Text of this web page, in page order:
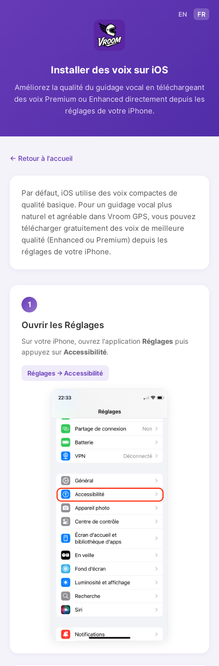
EN FR
Installer des voix sur iOS
Améliorez la qualité du guidage vocal en téléchargeant
des voix Premium ou Enhanced directement depuis les
réglages de votre iPhone.
← Retour à l'accueil
Par défaut, iOS utilise des voix compactes de
qualité basique. Pour un guidage vocal plus
naturel et agréable dans Vroom GPS, vous pouvez
télécharger gratuitement des voix de meilleure
qualité (Enhanced ou Premium) depuis les
réglages de votre iPhone.
1
Ouvrir les Réglages
Sur votre iPhone, ouvrez l'application Réglages puis
appuyez sur Accessibilité.
Réglages → Accessibilité